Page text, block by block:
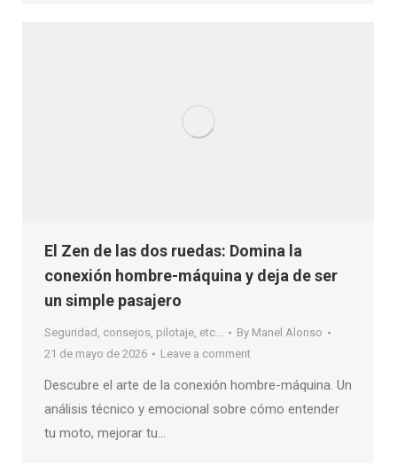
El Zen de las dos ruedas: Domina la
conexión hombre-máquina y deja de ser
un simple pasajero
Seguridad, consejos, pilotaje, etc... By Manel Alonso
21 de mayo de 2026
Leave a comment
Descubre el arte de la conexión hombre-máquina. Un
análisis técnico y emocional sobre cómo entender
tu moto, mejorar tu…